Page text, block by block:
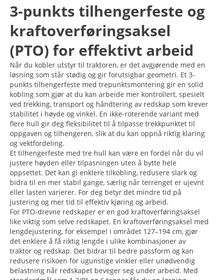
3-punkts tilhengerfeste og
kraftoverføringsaksel
(PTO) for effektivt arbeid
Når du kobler utstyr til traktoren, er det avgjørende med en
løsning som står stødig og gir forutsigbar geometri. Et 3-
punkts tilhengerfeste med trepunktsmontering gir en solid
kobling som gjør at du kan arbeide mer kontrollert, spesielt
ved trekking, transport og håndtering av redskap som krever
stabilitet i høyde og vinkel. En ikke-roterende variant med
flere hull gir deg fleksibilitet til å tilpasse trekkpunktet til
oppgaven og tilhengeren, slik at du kan oppnå riktig klaring
og vektfordeling.
Et tilhengerfeste med tre hull kan være en fordel når du vil
justere høyden eller tilpasningen uten å bytte hele
oppsettet. Det kan gi enklere tilkobling, redusere slark og
bidra til en mer stabil gange, særlig når terrenget er ujevnt
eller lasten varierer. For deg betyr det mindre tid på
justering og mer tid til effektiv kjøring og arbeid.
For PTO-drevne redskaper er en god kraftoverføringsaksel
like viktig som selve redskapet. En kraftoverføringsaksel med
lengdejustering, for eksempel i området 127–194 cm, gjør
det enklere å få riktig lengde i ulike kombinasjoner av
traktor og redskap. Det bidrar til bedre passform og kan
redusere risikoen for ugunstige vinkler eller unødvendig
belastning når redskapet beveger seg under arbeid. Med